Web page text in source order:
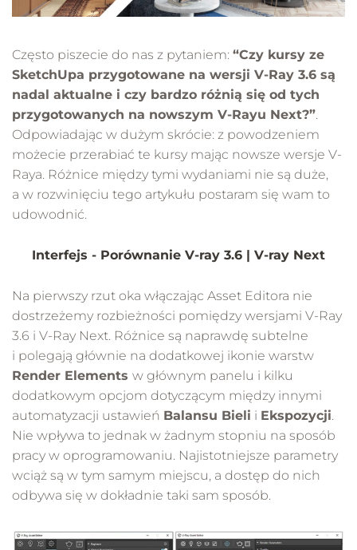
Często piszecie do nas z pytaniem: “Czy kursy ze
SketchUpa przygotowane na wersji V-Ray 3.6 są
nadal aktualne i czy bardzo różnią się od tych
przygotowanych na nowszym V-Rayu Next?”.
Odpowiadając w dużym skrócie: z powodzeniem
możecie przerabiać te kursy mając nowsze wersje V-
Raya. Różnice między tymi wydaniami nie są duże,
a w rozwinięciu tego artykułu postaram się wam to
udowodnić.
Interfejs - Porównanie V-ray 3.6 | V-ray Next
Na pierwszy rzut oka włączając Asset Editora nie
dostrzeżemy rozbieżności pomiędzy wersjami V-Ray
3.6 i V-Ray Next. Różnice są naprawdę subtelne
i polegają głównie na dodatkowej ikonie warstw
Render Elements w głównym panelu i kilku
dodatkowym opcjom dotyczącym między innymi
automatyzacji ustawień Balansu Bieli i Ekspozycji.
Nie wpływa to jednak w żadnym stopniu na sposób
pracy w oprogramowaniu. Najistotniejsze parametry
wciąż są w tym samym miejscu, a dostęp do nich
odbywa się w dokładnie taki sam sposób.